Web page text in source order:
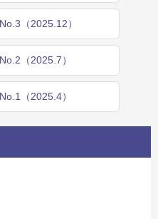
（2025.12）
（2025.7）
（2025.4）